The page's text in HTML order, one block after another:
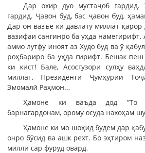
Дар охир дуо мустаҷоб гардид.
гардид. Ҷавон буд, бас ҷавон буд,
Дар он вазъе ки давлату миллат қарор
вазифаи сангинро ба уҳда намегирифт.
аммо лутфу иноят аз Худо буд ва ӯ
роҳбариро ба уҳда гирифт. Бешак
ки кист! Бале, Асосгузори сулҳу
миллат, Президенти Ҷумҳурии
Эмомалӣ Раҳмон...
Ҳамоне ки ваъда дод “То
барнагардонам, орому осуда нахоҳам
Ҳамоне ки мо шоҳид будем дар
онро бӯсид ва ашк рехт. Бо эҳтиром
миллӣ сар фуруд овард.